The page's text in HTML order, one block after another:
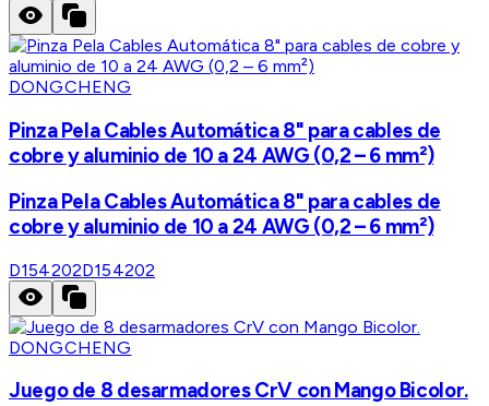
DONGCHENG
Pinza Pela Cables Automática 8" para cables de
cobre y aluminio de 10 a 24 AWG (0,2 – 6 mm²)
Pinza Pela Cables Automática 8" para cables de
cobre y aluminio de 10 a 24 AWG (0,2 – 6 mm²)
D154202D154202
DONGCHENG
Juego de 8 desarmadores CrV con Mango Bicolor.